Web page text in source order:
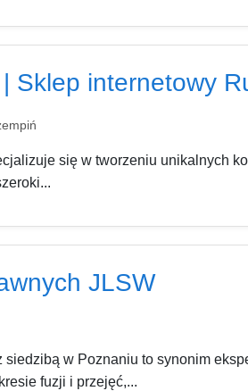
Sklep internetowy
się w tworzeniu unikalnych
JLSW
w Poznaniu to synonim
fuzji i przejęć,...